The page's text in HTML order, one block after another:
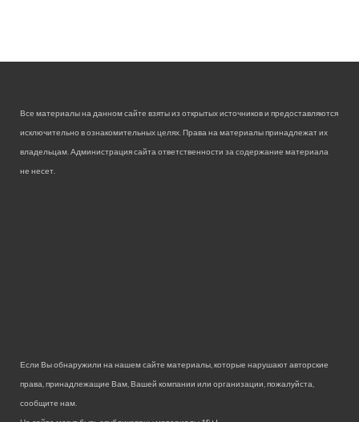
Все материалы на данном сайте взяты из открытых источников и предоставляются
исключительно в ознакомительных целях. Права на материалы принадлежат их
владельцам. Администрация сайта ответственности за содержание материала
не несет.
Если Вы обнаружили на нашем сайте материалы, которые нарушают авторские
права, принадлежащие Вам, Вашей компании или организации, пожалуйста,
сообщите нам.